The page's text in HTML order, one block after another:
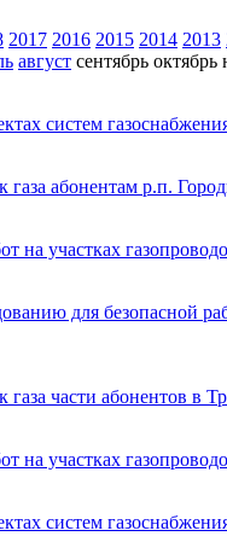
2017 2016 2015 2014 2013
август сентябрь октябрь
систем
абонентам р.п.
участках
для безопасной
части абонентов в
участках
систем